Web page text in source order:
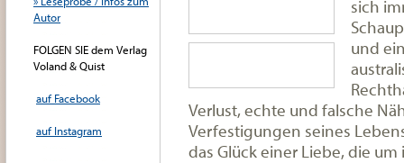
sich
und
Verlust, echte und falsche
Verfestigungen seines
das Glück einer Liebe, die
Autor
FOLGEN SIE dem Verlag
Voland & Quist
auf Facebook
auf Instagram